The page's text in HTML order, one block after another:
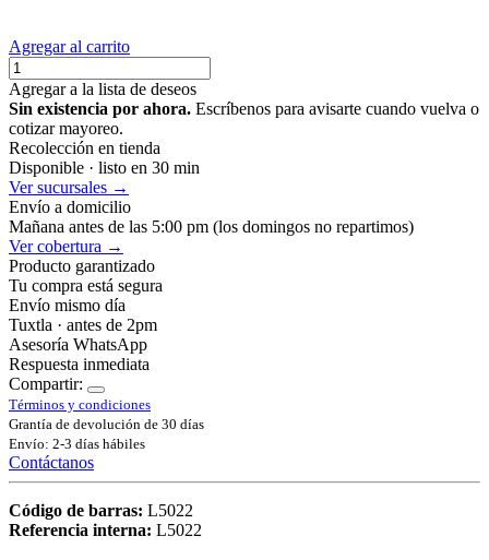
Agregar al carrito
Agregar a la lista de deseos
Sin existencia por ahora. Escríbenos para avisarte cuando vuelva o
cotizar mayoreo.
Recolección en tienda
Disponible · listo en 30 min
Ver sucursales →
Envío a domicilio
Mañana antes de las 5:00 pm (los domingos no repartimos)
Ver cobertura →
Producto garantizado
Tu compra está segura
Envío mismo día
Tuxtla · antes de 2pm
Asesoría WhatsApp
Respuesta inmediata
Compartir:
Términos y condiciones
Grantía de devolución de 30 días
Envío: 2-3 días hábiles
Contáctanos
Código de barras: L5022
Referencia interna: L5022